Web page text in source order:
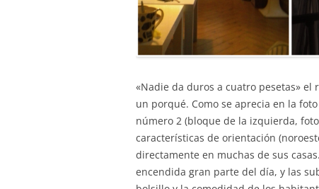
«Nadie da duros a cuatro pesetas»
un porqué. Como se aprecia en la
número 2 (bloque de la izquierda,
características de orientación
directamente en muchas de sus
encendida gran parte del día, y las